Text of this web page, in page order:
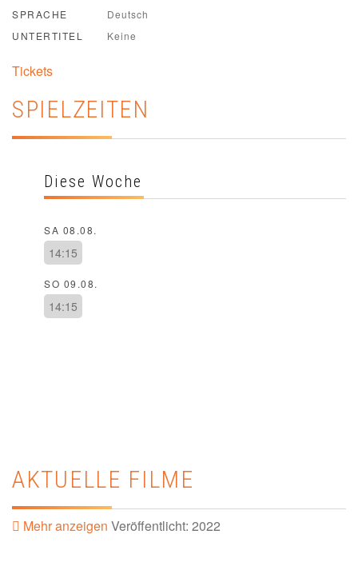
SPRACHE
Deutsch
UNTERTITEL
Keine
Tickets
SPIELZEITEN
Diese Woche
SA 08.08.
14:15
SO 09.08.
14:15
AKTUELLE FILME
Mehr anzeigen Veröffentlicht: 2022